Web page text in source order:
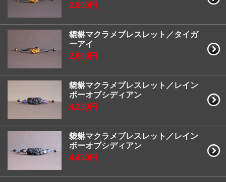
2,800円
貔貅マクラメブレスレット／タイガ
ーアイ
2,800円
貔貅マクラメブレスレット／レイン
ボーオブシディアン
4,330円
貔貅マクラメブレスレット／レイン
ボーオブシディアン
4,430円